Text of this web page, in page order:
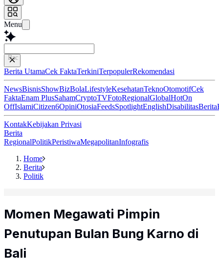
Menu
Baca lebih cep
Berita UtamaCek FaktaTerkiniTerpopulerRekomendasi
NewsBisnisShowBizBolaLifestyleKesehatanTeknoOtomotifCek
FaktaEnam PlusSahamCryptoTVFotoRegionalGlobalHotOn
OffIslamiCitizen6OpiniOtosiaFeedsSpotlightEnglishDisabilitasBerita
KontakKebijakan Privasi
Berita
RegionalPolitikPeristiwaMegapolitanInfografis
Home
Berita
Politik
Momen Megawati Pimpin
Penutupan Bulan Bung Karno di
Bali